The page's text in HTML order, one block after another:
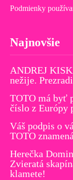
Podmienky
Najnovšie
ANDREJ
nežije.
TOTO má byť
číslo z Európy
Váš podpis o
TOTO
Herečka
Zvieratá
klamete!